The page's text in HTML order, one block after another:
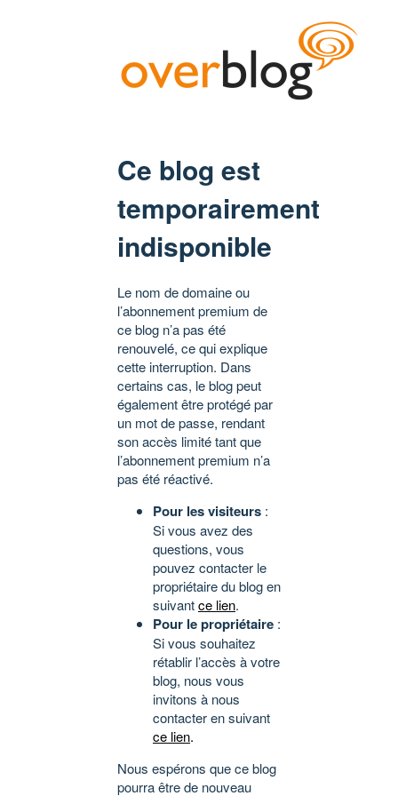
Ce blog est
temporairement
indisponible
Le nom de domaine ou
l’abonnement premium de
ce blog n’a pas été
renouvelé, ce qui explique
cette interruption. Dans
certains cas, le blog peut
également être protégé par
un mot de passe, rendant
son accès limité tant que
l’abonnement premium n’a
pas été réactivé.
Pour les visiteurs :
Si vous avez des
questions, vous
pouvez contacter le
propriétaire du blog en
suivantce lien.
Pour le propriétaire :
Si vous souhaitez
rétablir l’accès à votre
blog, nous vous
invitons à nous
contacter en suivant
ce lien.
Nous espérons que ce blog
pourra être de nouveau